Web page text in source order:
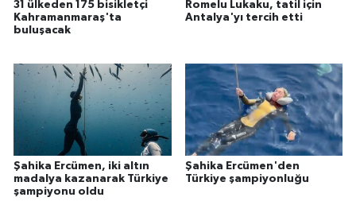
31 ülkeden 175 bisikletçi
Kahramanmaraş'ta
buluşacak
Romelu Lukaku, tatil için
Antalya'yı tercih etti
Şahika Ercümen, iki altın
madalya kazanarak Türkiye
şampiyonu oldu
Şahika Ercümen'den
Türkiye şampiyonluğu